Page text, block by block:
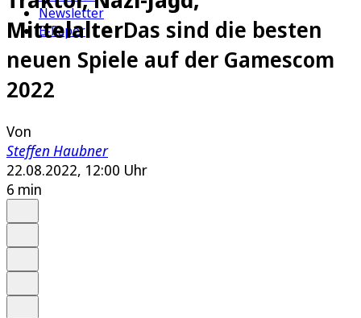
Newsletter
E-Paper
MittelalterDas sind die besten
neuen Spiele auf der Gamescom
2022
Von
Steffen Haubner
22.08.2022, 12:00 Uhr
6 min